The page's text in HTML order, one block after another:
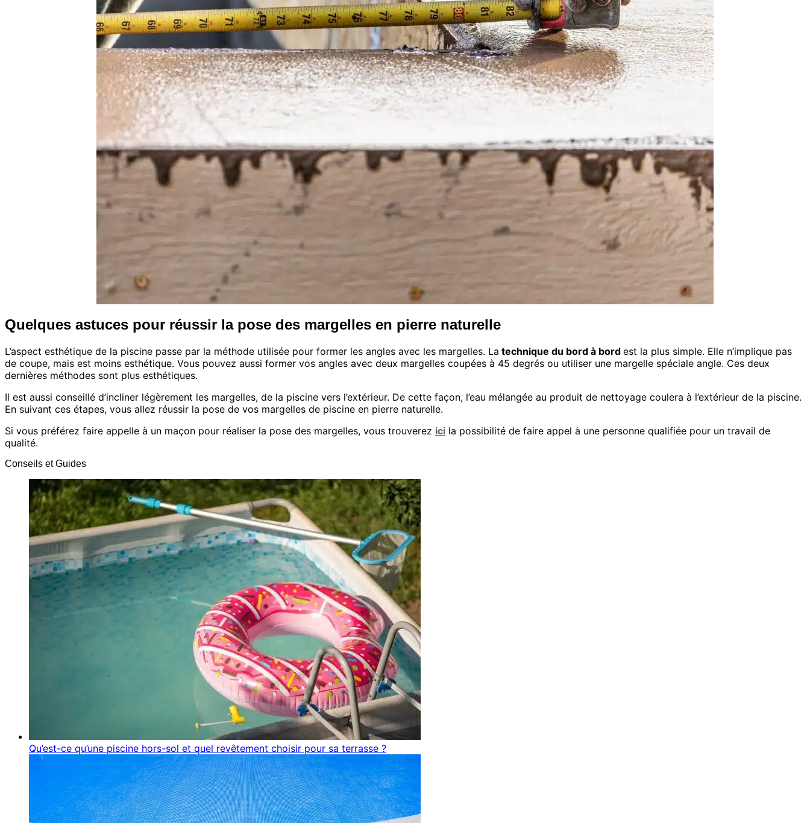
Quelques astuces pour réussir la pose des margelles en pierre naturelle
L’aspect esthétique de la piscine passe par la méthode utilisée pour former les angles avec les margelles. La technique du bord à bord est la plus simple. Elle n’implique pas
de coupe, mais est moins esthétique. Vous pouvez aussi former vos angles avec deux margelles coupées à 45 degrés ou utiliser une margelle spéciale angle. Ces deux
dernières méthodes sont plus esthétiques.
Il est aussi conseillé d’incliner légèrement les margelles, de la piscine vers l’extérieur. De cette façon, l’eau mélangée au produit de nettoyage coulera à l’extérieur de la piscine.
En suivant ces étapes, vous allez réussir la pose de vos margelles de piscine en pierre naturelle.
Si vous préférez faire appelle à un maçon pour réaliser la pose des margelles, vous trouverez ici la possibilité de faire appel à une personne qualifiée pour un travail de
qualité.
Conseils et Guides
Qu’est-ce qu’une piscine hors-sol et quel revêtement choisir pour sa terrasse ?